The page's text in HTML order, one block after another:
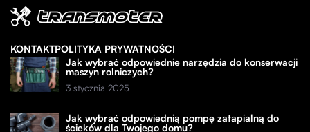
KONTAKTPOLITYKA PRYWATNOŚCI
Jak wybrać odpowiednie narzędzia do konserwacji
maszyn rolniczych?
3 stycznia 2025
Jak wybrać odpowiednią pompę zatapialną do
ścieków dla Twojego domu?